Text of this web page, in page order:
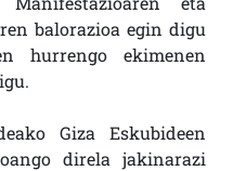
balorazioa egin digu
hurrengo ekimenen
Giza Eskubideen
direla jakinarazi